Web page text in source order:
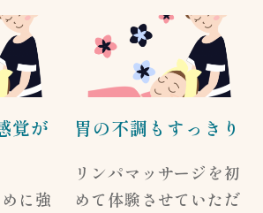
汗してきたのは、マッ
サージをさせていただ
いていますので、軽く
運動しているのと同じ
状態になり、リンパや
血流が良くなったため
だと思います。 ラベ
ンダーの香り、癒やさ
まし
うございました。
（S・A様） ・リンパ
トリートメント100分
コース 【スタッフか
らのお返事】 ありが
その時の体調に合わせ
て、疲労回復やリラク
私
こ
。
いま
、
ござ
時の顔の位置が悪かっ
たため、アゴが圧迫さ
れて少し痛かったこと
さまるように整えたい
と思います。（匿名希
望） ・リンパトリー
覚が
に強
胃の不調もすっきり
リンパマッサージを初
めて体験させていただ